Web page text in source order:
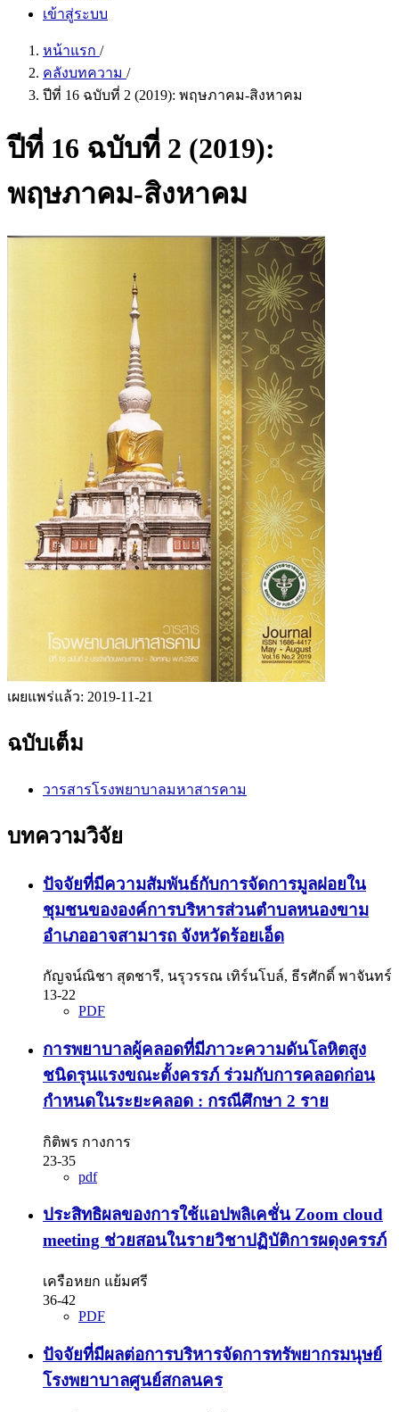
เข้าสู่ระบบ
หน้าแรก /
คลังบทความ /
ปีที่ 16 ฉบับที่ 2 (2019): พฤษภาคม-สิงหาคม
ปีที่ 16 ฉบับที่ 2 (2019):
พฤษภาคม-สิงหาคม
เผยแพร่แล้ว: 2019-11-21
ฉบับเต็ม
วารสารโรงพยาบาลมหาสารคาม
บทความวิจัย
ปัจจัยที่มีความสัมพันธ์กับการจัดการมูลฝอยใน
ชุมชนขององค์การบริหารส่วนตำบลหนองขาม
อำเภออาจสามารถ จังหวัดร้อยเอ็ด
กัญจน์ณิชา สุดชารี, นรุวรรณ เทิร์นโบล์, ธีรศักดิ์ พาจันทร์
13-22
PDF
การพยาบาลผู้คลอดที่มีภาวะความดันโลหิตสูง
ชนิดรุนแรงขณะตั้งครรภ์ ร่วมกับการคลอดก่อน
กำหนดในระยะคลอด : กรณีศึกษา 2 ราย
กิติพร กางการ
23-35
pdf
ประสิทธิผลของการใช้แอปพลิเคชั่น Zoom cloud
meeting ช่วยสอนในรายวิชาปฏิบัติการผดุงครรภ์
เครือหยก แย้มศรี
36-42
PDF
ปัจจัยที่มีผลต่อการบริหารจัดการทรัพยากรมนุษย์
โรงพยาบาลศูนย์สกลนคร